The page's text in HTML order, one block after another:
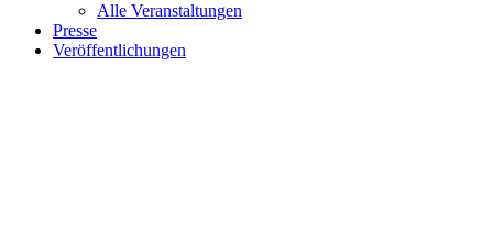
Alle Veranstaltungen
Presse
Veröffentlichungen